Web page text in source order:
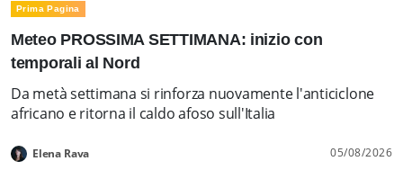
Prima Pagina
Meteo PROSSIMA SETTIMANA: inizio con
temporali al Nord
Da metà settimana si rinforza nuovamente l'anticiclone
africano e ritorna il caldo afoso sull'Italia
Elena Rava 05/08/2026